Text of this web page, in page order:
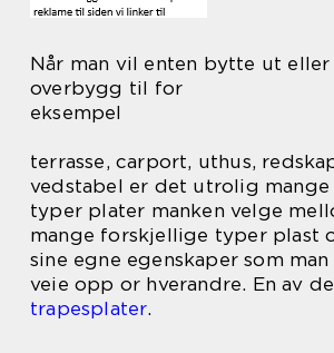
Når man vil enten bytte ut
overbygg til for
eksempel
terrasse, carport, uthus,
vedstabel er det utrolig
typer plater manken velge
mange forskjellige typer plast
sine egne egenskaper som
veie opp or hverandre. En av
trapesplater.